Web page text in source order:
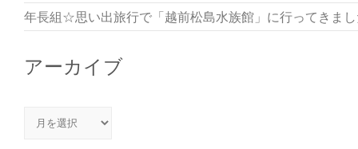
年長組☆思い出旅行で「越前松島水族館」に行ってきま
アーカイブ
アーカイブ